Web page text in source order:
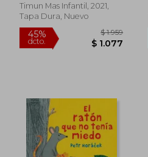
Timun Mas Infantil, 2021,
Tapa Dura, Nuevo